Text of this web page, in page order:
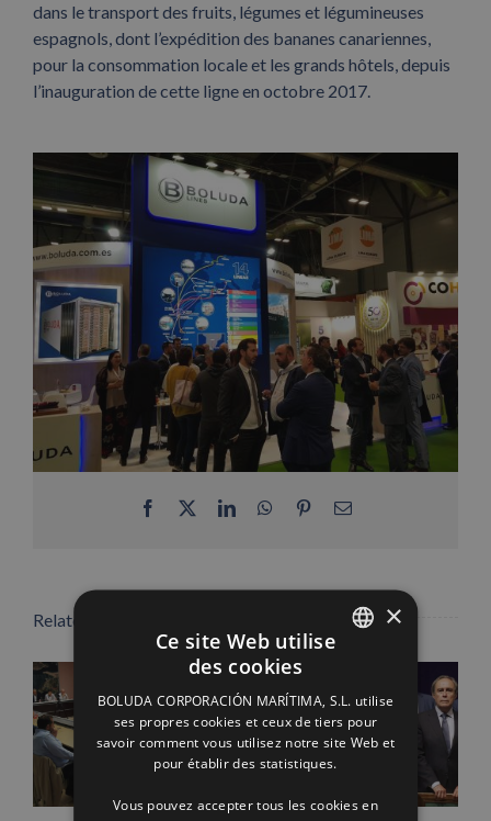
dans le transport des fruits, légumes et légumineuses
espagnols, dont l’expédition des bananes canariennes,
pour la consommation locale et les grands hôtels, depuis
l’inauguration de cette ligne en octobre 2017.
Facebook LinkedInWhatsApp
PinterestEmail
Related Posts
ENGLISH
FRENCH
×
Ce site Web utilise
des cookies
BOLUDA CORPORACIÓN MARÍTIMA, S.L. utilise
ses propres cookies et ceux de tiers pour
savoir comment vous utilisez notre site Web et
pour établir des statistiques.
Vous pouvez accepter tous les cookies en